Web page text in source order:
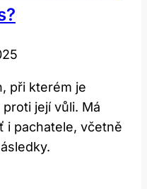
při kterém je
její vůli. Má
i pachatele, včetně